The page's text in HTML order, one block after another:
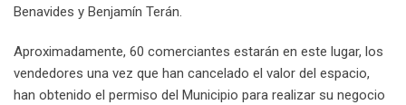
Benavides y Benjamín Terán.
Aproximadamente, 60 comerciantes estarán en este lugar, los
vendedores una vez que han cancelado el valor del espacio,
han obtenido el permiso del Municipio para realizar su negocio